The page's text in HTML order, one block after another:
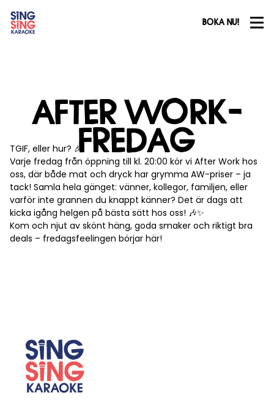
BOKA NU!
AFTER WORK-
FREDAG
TGIF, eller hur? 🎉
Varje fredag från öppning till kl. 20:00 kör vi After Work hos
oss, där både mat och dryck har grymma AW-priser – ja
tack! Samla hela gänget: vänner, kollegor, familjen, eller
varför inte grannen du knappt känner? Det är dags att
kicka igång helgen på bästa sätt hos oss! 🎶✨
Kom och njut av skönt häng, goda smaker och riktigt bra
deals – fredagsfeelingen börjar här!